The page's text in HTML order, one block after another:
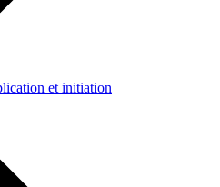
et initiation